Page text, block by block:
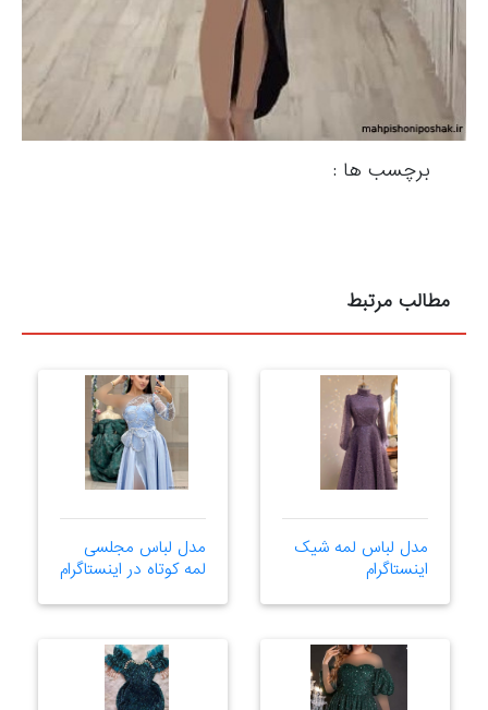
برچسب ها :
مطالب مرتبط
مدل لباس لمه شیک
اینستاگرام
مدل لباس مجلسی
لمه کوتاه در اینستاگرام